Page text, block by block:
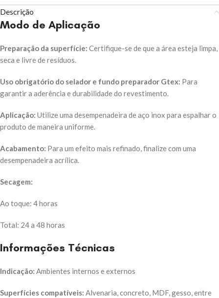
Descrição
Modo de Aplicação
Preparação da superfície: Certifique-se de que a área esteja limpa,
seca e livre de resíduos.
Uso obrigatório do selador e fundo preparador Gtex: Para
garantir a aderência e durabilidade do revestimento.
Aplicação: Utilize uma desempenadeira de aço inox para espalhar o
produto de maneira uniforme.
Acabamento: Para um efeito mais refinado, finalize com uma
desempenadeira acrílica.
Secagem:
Ao toque: 4 horas
Total: 24 a 48 horas
Informações Técnicas
Indicação: Ambientes internos e externos
Superfícies compatíveis: Alvenaria, concreto, MDF, gesso, entre